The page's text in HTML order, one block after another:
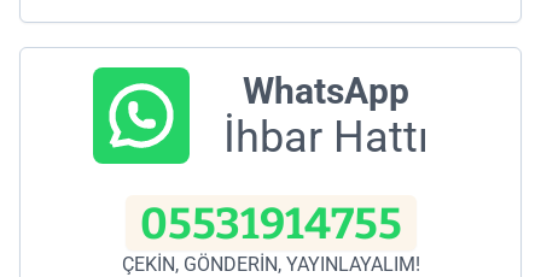
WhatsApp
İhbar Hattı
05531914755
ÇEKİN, GÖNDERİN, YAYINLAYALIM!